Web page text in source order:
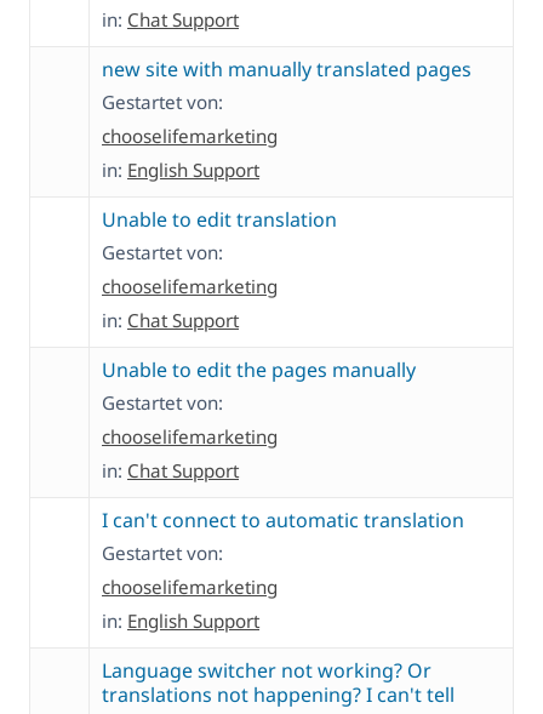
in: Chat Support
new site with manually translated pages
Gestartet von:
chooselifemarketing
in: English Support
Unable to edit translation
Gestartet von:
chooselifemarketing
in: Chat Support
Unable to edit the pages manually
Gestartet von:
chooselifemarketing
in: Chat Support
I can't connect to automatic translation
Gestartet von:
chooselifemarketing
in: English Support
Language switcher not working? Or
translations not happening? I can't tell